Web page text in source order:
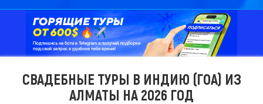
СВАДЕБНЫЕ ТУРЫ В ИНДИЮ (ГОА) ИЗ
АЛМАТЫ НА 2026 ГОД